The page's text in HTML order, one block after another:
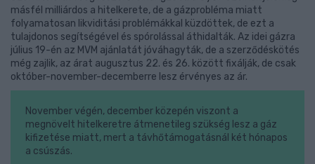
másfél milliárdos a hitelkerete, de a gázprobléma miatt
folyamatosan likviditási problémákkal küzdöttek, de ezt a
tulajdonos segítségével és spórolással áthidalták. Az idei gázra
július 19-én az MVM ajánlatát jóváhagyták, de a szerződéskötés
még zajlik, az árat augusztus 22. és 26. között fixálják, de csak
október-november-decemberre lesz érvényes az ár.
November végén, december közepén viszont a
megnövelt hitelkeretre átmenetileg szükség lesz a gáz
kifizetése miatt, mert a távhőtámogatásnál két hónapos
a csúszás.